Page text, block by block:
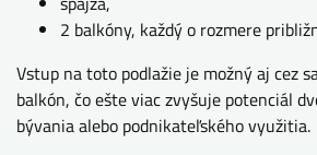
2 balkóny, každý o rozmere
Vstup na toto podlažie je možný aj cez
balkón, čo ešte viac zvyšuje potenciál
bývania alebo podnikateľského využitia.